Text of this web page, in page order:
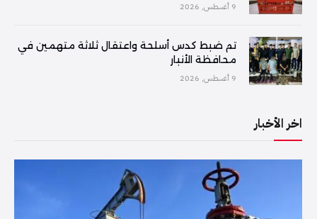
9 أغسطس, 2026
تم ضبط كدس أسلحة واعتقال ثلاثة متهمين في
محافظة الأنبار
9 أغسطس, 2026
اخر الأخبار